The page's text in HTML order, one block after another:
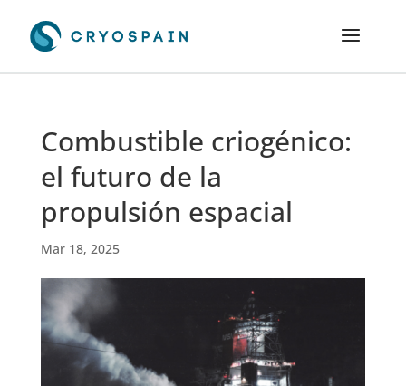
Combustible criogénico:
el futuro de la
propulsión espacial
Mar 18, 2025